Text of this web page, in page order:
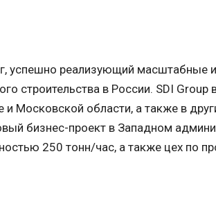
успешно реализующий масштабные
строительства в России. SDI
Московской области, а также в
бизнес-проект в Западном
250 тонн/час, а также цех по